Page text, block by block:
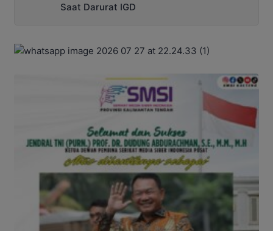
Saat Darurat IGD